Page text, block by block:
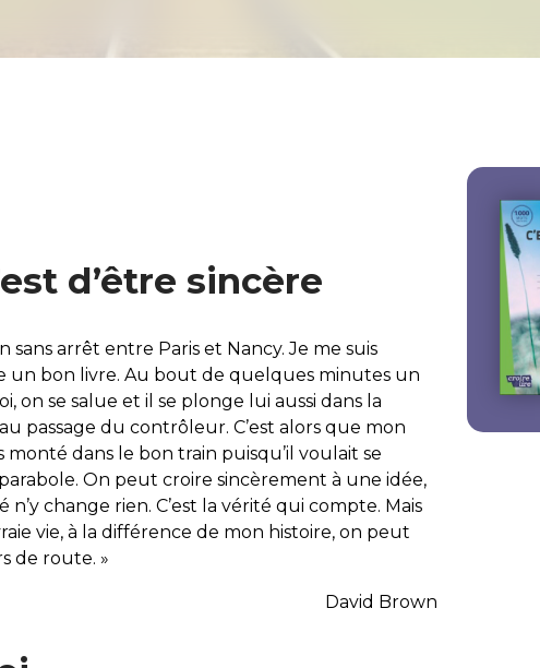
d’être sincère
sans arrêt entre Paris et Nancy. Je me suis
un bon livre. Au bout de quelques minutes un
on se salue et il se plonge lui aussi dans la
passage du contrôleur. C’est alors que mon
monté dans le bon train puisqu’il voulait se
On peut croire sincèrement à une idée,
n’y change rien. C’est la vérité qui compte. Mais
vie, à la différence de mon histoire, on peut
de route. »
David Brown